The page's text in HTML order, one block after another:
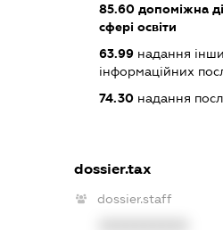
85.60допоміжна
сфері освіти
63.99надання
інформаційних
74.30надання
dossier.tax
dossier.staff